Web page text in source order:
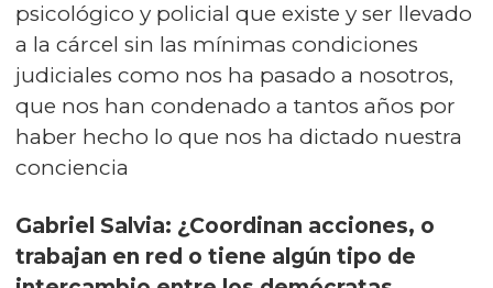
psicológico y policial que existe y ser llevado
a la cárcel sin las mínimas condiciones
judiciales como nos ha pasado a nosotros,
que nos han condenado a tantos años por
haber hecho lo que nos ha dictado nuestra
conciencia
Gabriel Salvia: ¿Coordinan acciones, o
trabajan en red o tiene algún tipo de